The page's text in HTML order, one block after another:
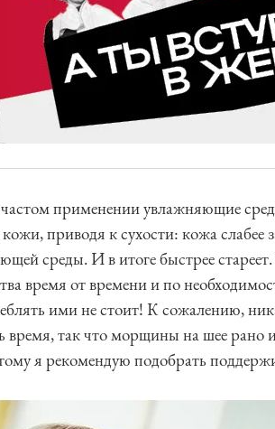
применении увлажняющие
приводя к сухости: кожа слабее
среды. И в итоге быстрее
время от времени и по
ими не стоит! К сожалению,
время, так что морщины на шее рано
я рекомендую подобрать